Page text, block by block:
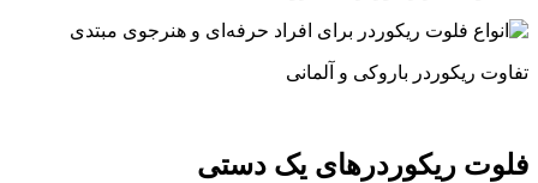
تفاوت ریکوردر باروکی و آلمانی
فلوت ریکوردرهای یک دستی